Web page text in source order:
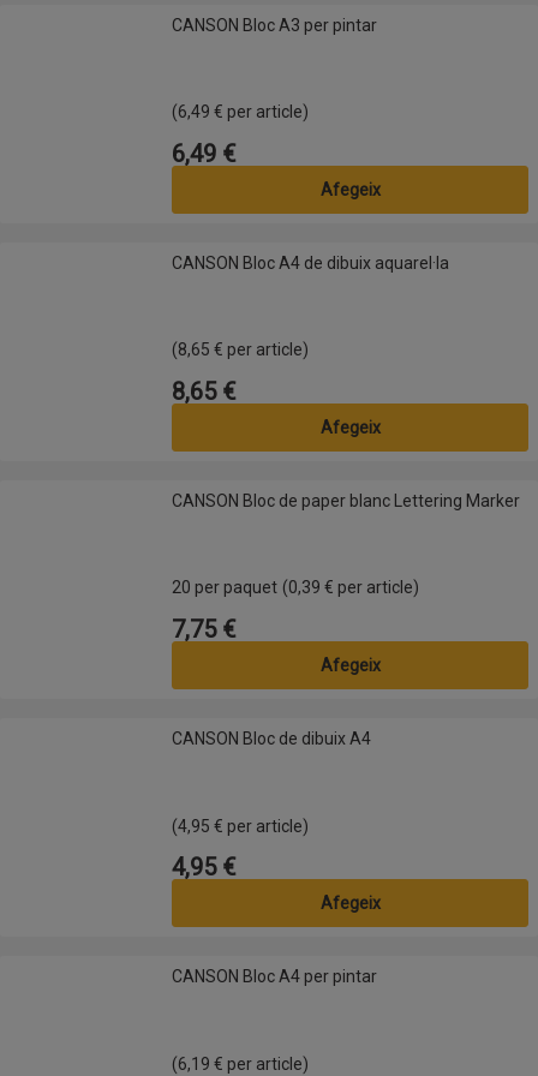
CANSON Bloc A3 per pintarCANSON Bloc A3 per pintar
(6,49 € per article)
Preu
6,49 €
Afegeix
CANSON Bloc A4 de dibuix aquarel·laCANSON Bloc A4 de dibuix aquarel·la
(8,65 € per article)
Preu
8,65 €
Afegeix
CANSON Bloc de paper blanc Lettering MarkerCANSON Bloc de paper blanc Lettering Marker
20 per paquet (0,39 € per article)
Preu
7,75 €
Afegeix
CANSON Bloc de dibuix A4CANSON Bloc de dibuix A4
(4,95 € per article)
Preu
4,95 €
Afegeix
CANSON Bloc A4 per pintarCANSON Bloc A4 per pintar
(6,19 € per article)